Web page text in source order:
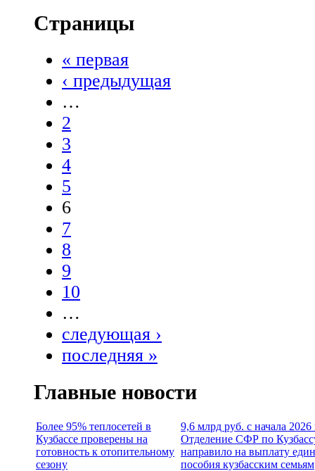
Страницы
« первая
‹ предыдущая
…
2
3
4
5
6
7
8
9
10
…
следующая ›
последняя »
Главные новости
Более 95% теплосетей в
Кузбассе проверены на
готовность к отопительному
сезону
9,6 млрд руб. с начала 2026
Отделение СФР по
направило на выплату
пособия кузбасским семьям